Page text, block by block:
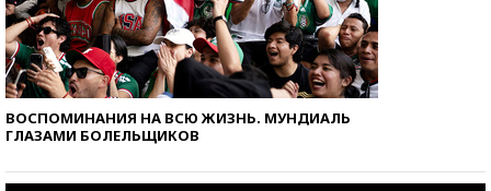
ВОСПОМИНАНИЯ НА ВСЮ ЖИЗНЬ. МУНДИАЛЬ
ГЛАЗАМИ БОЛЕЛЬЩИКОВ